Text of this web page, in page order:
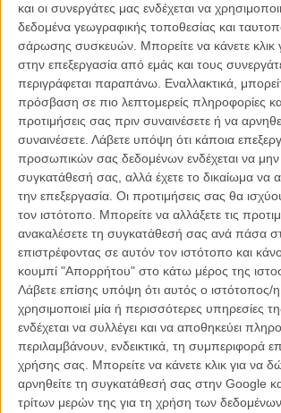
και οι συνεργάτες μας ενδέχεται να
δεδομένα γεωγραφικής τοποθεσίας και
σάρωσης συσκευών. Μπορείτε να κάνετε κλικ
στην επεξεργασία από εμάς και τους
περιγράφεται παραπάνω. Εναλλακτικά,
πρόσβαση σε πιο λεπτομερείς πληροφορίες
προτιμήσεις σας πριν συναινέσετε ή να
συναινέσετε. Λάβετε υπόψη ότι κάποια
προσωπικών σας δεδομένων ενδέχεται να μην
συγκατάθεσή σας, αλλά έχετε το δικαίωμα να
την επεξεργασία. Οι προτιμήσεις σας θα
τον ιστότοπο. Μπορείτε να αλλάξετε τις
ανακαλέσετε τη συγκατάθεσή σας ανά πάσα
επιστρέφοντας σε αυτόν τον ιστότοπο και
κουμπί "Απορρήτου" στο κάτω μέρος της
Λάβετε επίσης υπόψη ότι αυτός ο ιστότοπος/
χρησιμοποιεί μία ή περισσότερες υπηρεσίες
ενδέχεται να συλλέγει και να αποθηκεύει
περιλαμβάνουν, ενδεικτικά, τη συμπεριφορά
χρήσης σας. Μπορείτε να κάνετε κλικ για να
αρνηθείτε τη συγκατάθεσή σας στην Google
τρίτων μερών της για τη χρήση των
Η νέα παραγωγή της MUBI ακολουθεί την Κρις,
σκηνοθέτιδα που αναλαμβάνει να επαναφέρει
franchise «Camp Miasma», το οποίο κάποτε
αναφοράς για το slasher σινεμά πριν χαθεί
sequel και στη φθορά του χρόνου. Τον κεντρικό
Αϊνμπιντερ, ενώ απέναντί της βρίσκεται η
Πρίσλεϊ, η μυστηριώδης πρωταγωνίστρια της
που έχει εξαφανιστεί από τα φώτα της
χρόνια. Η συνάντηση των δύο γυναικών γίνεται
ιστορία που μπλέκει τη νοσταλγία, την επιθυμία
σε έναν κόσμο όπου η πραγματικότητα μοιάζει
σταδιακά.
Διαβάστε εδώ τη γνώμη του Flix για την